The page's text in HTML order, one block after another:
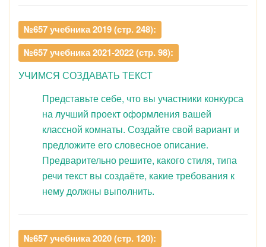
№657 учебника 2019 (стр. 248):
№657 учебника 2021-2022 (стр. 98):
УЧИМСЯ СОЗДАВАТЬ ТЕКСТ
Представьте себе, что вы участники конкурса
на лучший проект оформления вашей
классной комнаты. Создайте свой вариант и
предложите его словесное описание.
Предварительно решите, какого стиля, типа
речи текст вы создаёте, какие требования к
нему должны выполнить.
№657 учебника 2020 (стр. 120):